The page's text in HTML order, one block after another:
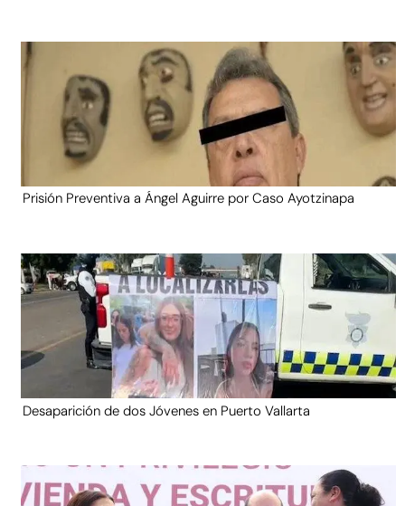
Prisión Preventiva a Ángel Aguirre por Caso Ayotzinapa
Desaparición de dos Jóvenes en Puerto Vallarta